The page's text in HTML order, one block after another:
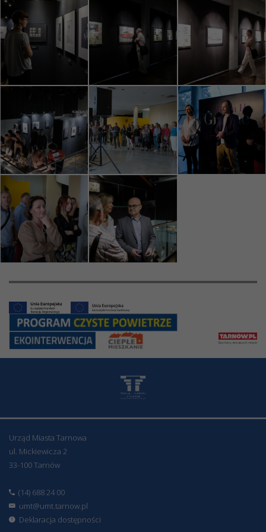
Urząd Miasta Tarnowa
ul. Mickiewicza 2
33-100 Tarnów
(14) 688 24 00
umt@umt.tarnow.pl
Deklaracja dostępności